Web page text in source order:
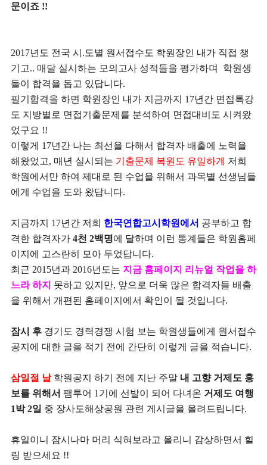
문이죠 !!
2017년도 전국 시.도별 원서접수도 학원장인 내가 직접 챙
기고.. 매달 실시하는 모의고사 성적들을 평가하며 학원생
들이 합격을 돕고 있답니다.
필기합격을 하면 학원장인 내가 지금까지 17년간 면접특강
도 지방별로 면접기출문제를 분석하여 면접대비도 시켜왔
었구요 !!
이렇게 17년간 나는 최선을 다해서 합격자 배출에 노력을
해왔었고, 매년 실시되는 기출문제 복원도 유일하게 저희
학원에서만 하여 제대로 된 수업을 위해서 과목별 선생님들
에게 수업을 도와 왔답니다.
지금까지 17년간 저희 한국연합고시학원에서 공부하고 합
격한 합격자가 4천 2백명에 달하며 이런 통계들은 학원홈페
이지에 고스란히 모아 두었답니다.
최근 2015년과 2016년도는 지금 홈페이지 리뉴얼 작업을 하
느라 하지 못하고 있지만, 앞으로 더욱 많은 합격자들 배출
을 위해서 개편된 홈페이지에서 확인이 될 것입니다.
잠시 후 경기도 경력경쟁 시험 보는 학원생들에게 원서접수
공지에 대한 글을 적기 전에 간단히 이렇게 글을 적습니다.
삼일절 날학원공지 하기 전에 지난 주말 내 고향 거제도 홍
보를 위해서 팸투어 1기에 선발이 되어 다녀온 거제도 여행
1박 2일 중 장사도해상공원 관련 게시글을 올려드립니다.
휴일이니 잠시나마 머리 식혀보라고 올리니 감상하면서 힐
링 받으세요 !!